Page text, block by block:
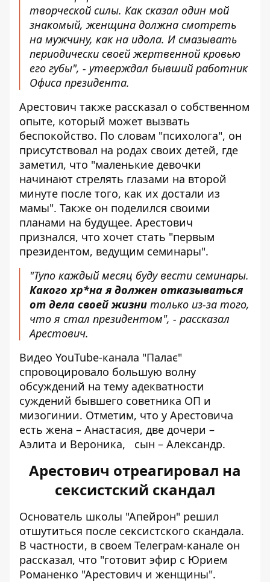
творческой силы. Как сказал один мой
знакомый, женщина должна смотреть
на мужчину, как на идола. И смазывать
периодически своей жертвенной кровью
его губы", - утверждал бывший работник
Офиса президента.
Арестович также рассказал о собственном
опыте, который может вызвать
беспокойство. По словам "психолога", он
присутствовал на родах своих детей, где
заметил, что "маленькие девочки
начинают стрелять глазами на второй
минуте после того, как их достали из
мамы". Также он поделился своими
планами на будущее. Арестович
признался, что хочет стать "первым
президентом, ведущим семинары".
"Тупо каждый месяц буду вести семинары.
Какого хр*на я должен отказываться
от дела своей жизни только из-за того,
что я стал президентом", - рассказал
Арестович.
Видео YouTube-канала "Палає"
спровоцировало большую волну
обсуждений на тему адекватности
суждений бывшего советника ОП и
мизогинии. Отметим, что у Арестовича
есть жена – Анастасия, две дочери –
Аэлита и Вероника, сын – Александр.
Арестович отреагировал на
сексистский скандал
Основатель школы "Апейрон" решил
отшутиться после сексистского скандала.
В частности, в своем Телеграм-канале он
рассказал, что "готовит эфир с Юрием
Романенко "Арестович и женщины".